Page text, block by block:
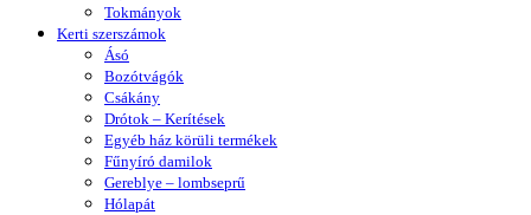
Tokmányok
Kerti szerszámok
Ásó
Bozótvágók
Csákány
Drótok – Kerítések
Egyéb ház körüli termékek
Fűnyíró damilok
Gereblye – lombseprű
Hólapát